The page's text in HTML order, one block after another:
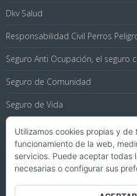
Dkv Salud
Responsabilidad Civil Perros
Seguro Anti Ocupación, el seguro
Seguro de Comunidad
Seguro de Vida
Seguros de Coche
Seguros de Viaje
Seguros para Hogar
Utilizamos cookies propias y
funcionamiento de la web,
servicios. Puede aceptar todas
necesarias o configurar sus